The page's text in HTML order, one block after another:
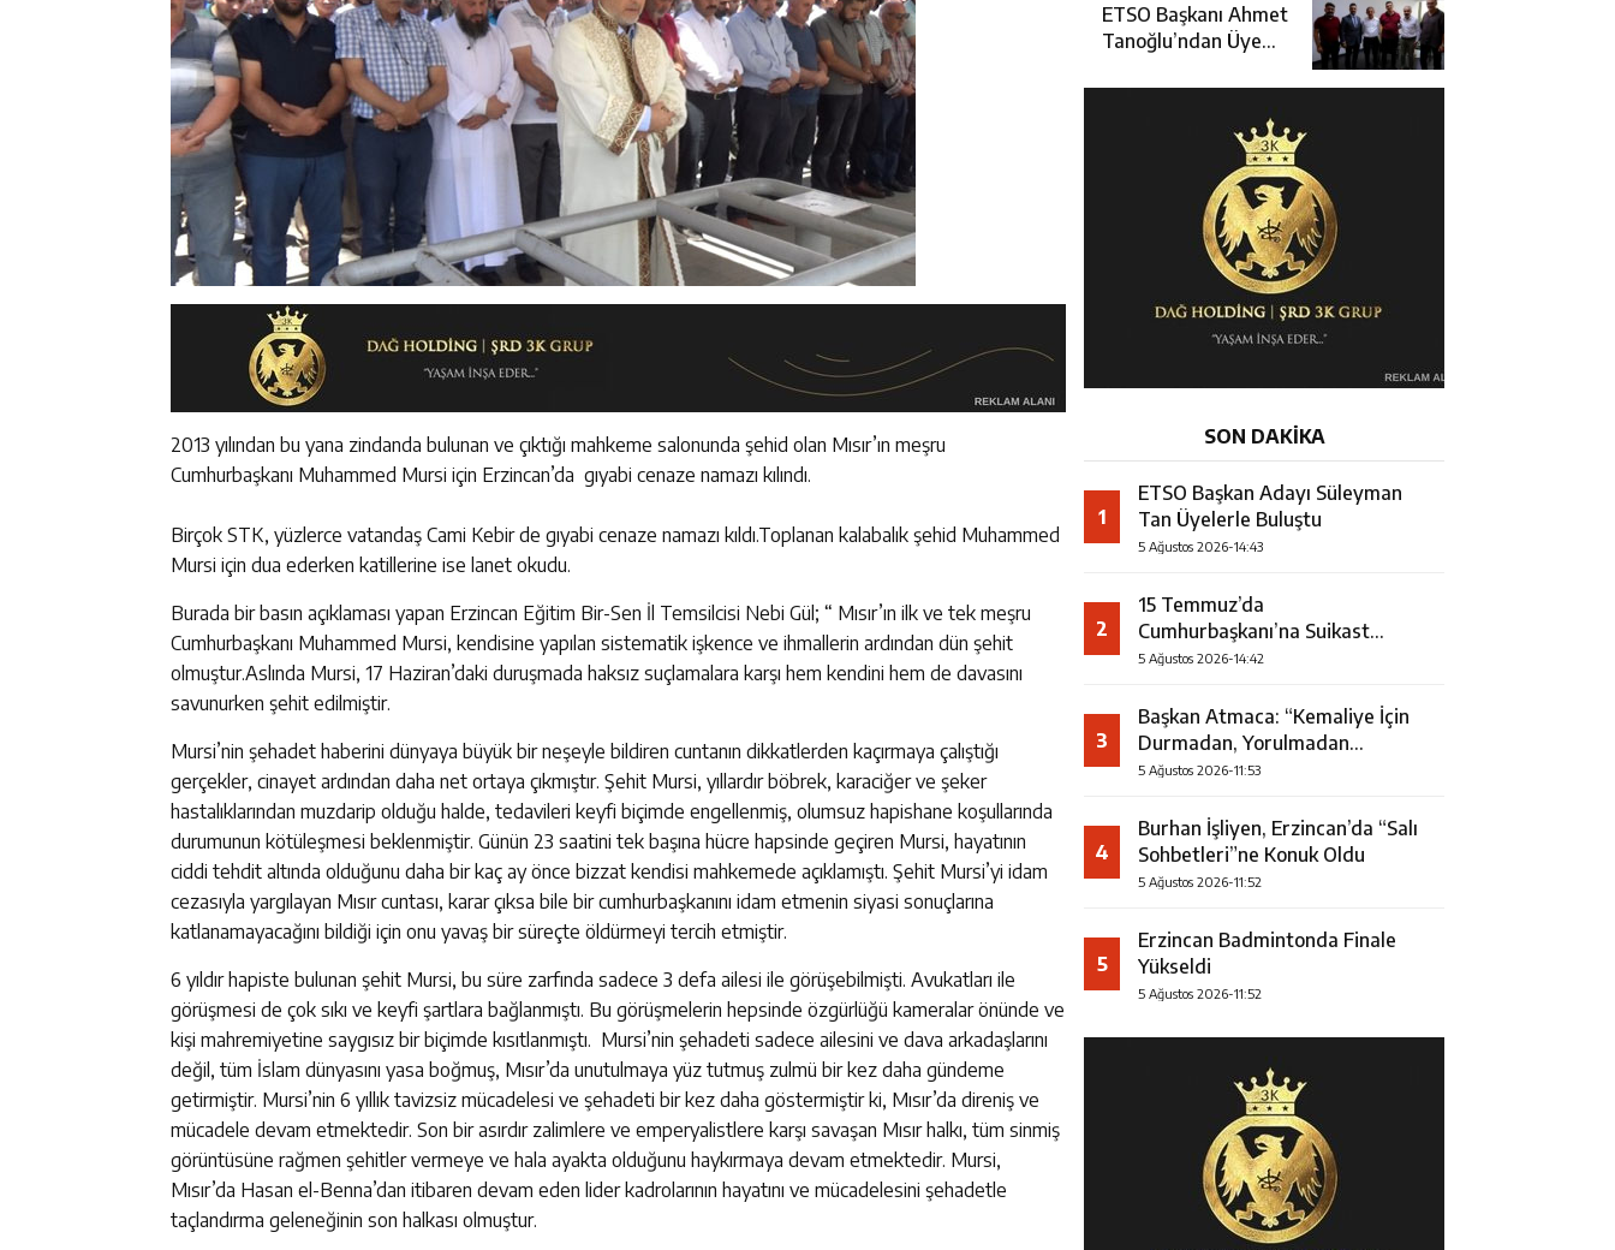
2013 yılından bu yana zindanda bulunan ve çıktığı mahkeme salonunda şehid olan Mısır’ın meşru
Cumhurbaşkanı Muhammed Mursi için Erzincan’da gıyabi cenaze namazı kılındı.
Birçok STK, yüzlerce vatandaş Cami Kebir de gıyabi cenaze namazı kıldı.Toplanan kalabalık şehid Muhammed
Mursi için dua ederken katillerine ise lanet okudu.
Burada bir basın açıklaması yapan Erzincan Eğitim Bir-Sen İl Temsilcisi Nebi Gül; “ Mısır’ın ilk ve tek meşru
Cumhurbaşkanı Muhammed Mursi, kendisine yapılan sistematik işkence ve ihmallerin ardından dün şehit
olmuştur.Aslında Mursi, 17 Haziran’daki duruşmada haksız suçlamalara karşı hem kendini hem de davasını
savunurken şehit edilmiştir.
Mursi’nin şehadet haberini dünyaya büyük bir neşeyle bildiren cuntanın dikkatlerden kaçırmaya çalıştığı
gerçekler, cinayet ardından daha net ortaya çıkmıştır. Şehit Mursi, yıllardır böbrek, karaciğer ve şeker
hastalıklarından muzdarip olduğu halde, tedavileri keyfi biçimde engellenmiş, olumsuz hapishane koşullarında
durumunun kötüleşmesi beklenmiştir. Günün 23 saatini tek başına hücre hapsinde geçiren Mursi, hayatının
ciddi tehdit altında olduğunu daha bir kaç ay önce bizzat kendisi mahkemede açıklamıştı. Şehit Mursi’yi idam
cezasıyla yargılayan Mısır cuntası, karar çıksa bile bir cumhurbaşkanını idam etmenin siyasi sonuçlarına
katlanamayacağını bildiği için onu yavaş bir süreçte öldürmeyi tercih etmiştir.
6 yıldır hapiste bulunan şehit Mursi, bu süre zarfında sadece 3 defa ailesi ile görüşebilmişti. Avukatları ile
görüşmesi de çok sıkı ve keyfi şartlara bağlanmıştı. Bu görüşmelerin hepsinde özgürlüğü kameralar önünde ve
kişi mahremiyetine saygısız bir biçimde kısıtlanmıştı. Mursi’nin şehadeti sadece ailesini ve dava arkadaşlarını
değil, tüm İslam dünyasını yasa boğmuş, Mısır’da unutulmaya yüz tutmuş zulmü bir kez daha gündeme
getirmiştir. Mursi’nin 6 yıllık tavizsiz mücadelesi ve şehadeti bir kez daha göstermiştir ki, Mısır’da direniş ve
mücadele devam etmektedir. Son bir asırdır zalimlere ve emperyalistlere karşı savaşan Mısır halkı, tüm sinmiş
görüntüsüne rağmen şehitler vermeye ve hala ayakta olduğunu haykırmaya devam etmektedir. Mursi,
Mısır’da Hasan el-Benna’dan itibaren devam eden lider kadrolarının hayatını ve mücadelesini şehadetle
taçlandırma geleneğinin son halkası olmuştur.
ETSO Başkanı Ahmet
Tanoğlu’ndan Üye
SON DAKİKA
1
ETSO Başkan Adayı Süleyman
Tan Üyelerle Buluştu
5 Ağustos 2026-14:43
2
15 Temmuz’da
Cumhurbaşkanı’na Suikast
Girişiminde Yer Alan Firari FETÖ
5 Ağustos 2026-14:42
3
Başkan Atmaca: “Kemaliye İçin
Durmadan, Yorulmadan
Çalışıyoruz”
5 Ağustos 2026-11:53
4
Burhan İşliyen, Erzincan’da “Salı
Sohbetleri”ne Konuk Oldu
5 Ağustos 2026-11:52
5
Erzincan Badmintonda Finale
Yükseldi
5 Ağustos 2026-11:52